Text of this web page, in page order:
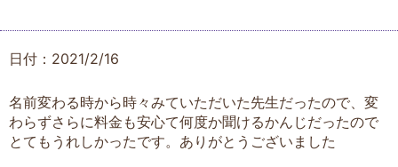
日付：2021/2/16
名前変わる時から時々みていただいた先生だったので、変
わらずさらに料金も安心て何度か聞けるかんじだったので
とてもうれしかったです。ありがとうございました